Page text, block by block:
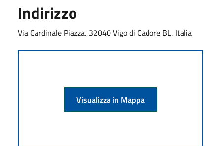
Indirizzo
Via Cardinale Piazza, 32040 Vigo di Cadore BL, Italia
Visualizza in Mappa